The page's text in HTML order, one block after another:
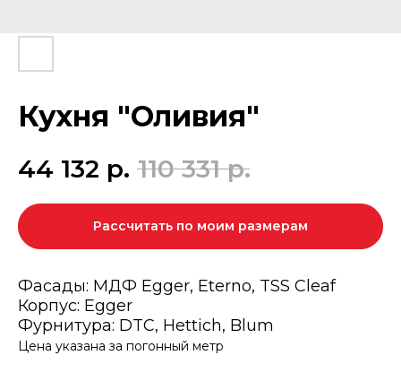
Кухня "Оливия"
44 132 р. 110 331 р.
Рассчитать по моим размерам
Фасады: МДФ Egger, Eterno, TSS Cleaf
Корпус: Egger
Фурнитура: DTC, Hettich, Blum
Цена указана за погонный метр